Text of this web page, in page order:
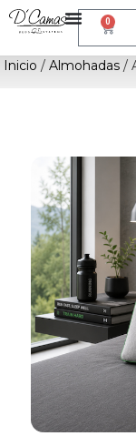
0
Inicio /Almohadas /